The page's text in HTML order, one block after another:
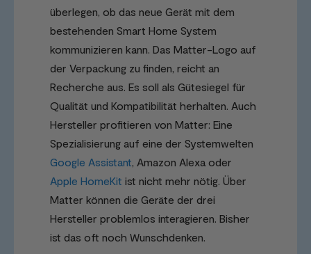
überlegen, ob das neue Gerät mit dem
bestehenden Smart Home System
kommunizieren kann. Das Matter-Logo auf
der Verpackung zu finden, reicht an
Recherche aus. Es soll als Gütesiegel für
Qualität und Kompatibilität herhalten. Auch
Hersteller profitieren von Matter: Eine
Spezialisierung auf eine der Systemwelten
Google Assistant, Amazon Alexa oder
Apple HomeKit ist nicht mehr nötig. Über
Matter können die Geräte der drei
Hersteller problemlos interagieren. Bisher
ist das oft noch Wunschdenken.